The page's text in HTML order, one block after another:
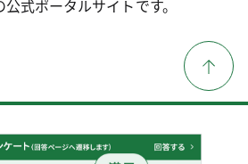
式ポータルサイトです。